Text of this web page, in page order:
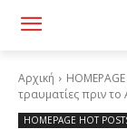
Αρχική
τραυματίες πριν το
HOMEPAGE HOT